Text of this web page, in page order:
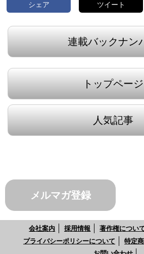
シェア ツイート
連載バックナン
トップページ
人気記事
メルマガ登録
会社案内 採用情報 著作権につい
プライバシーポリシーについて
特定